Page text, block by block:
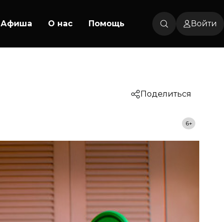
Афиша О нас Помощь Войти
Поделиться
6+